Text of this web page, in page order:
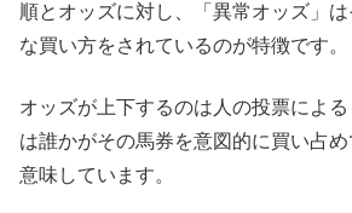
順とオッズに対し、「異常オッズ」
な買い方をされているのが特徴です。
オッズが上下するのは人の投票によ
は誰かがその馬券を意図的に買い占
意味しています。